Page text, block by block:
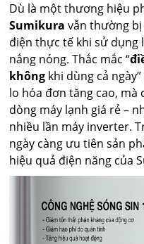
Dù là một thương hiệu
Sumikura vẫn thường
điện thực tế khi sử dụng
nắng nóng. Thắc mắc “
không khi dùng cả
lo hóa đơn tăng cao,
dòng máy lạnh giá rẻ –
nhiều lần máy inverter.
ngày càng ưu tiên sản
hiệu quả điện năng của